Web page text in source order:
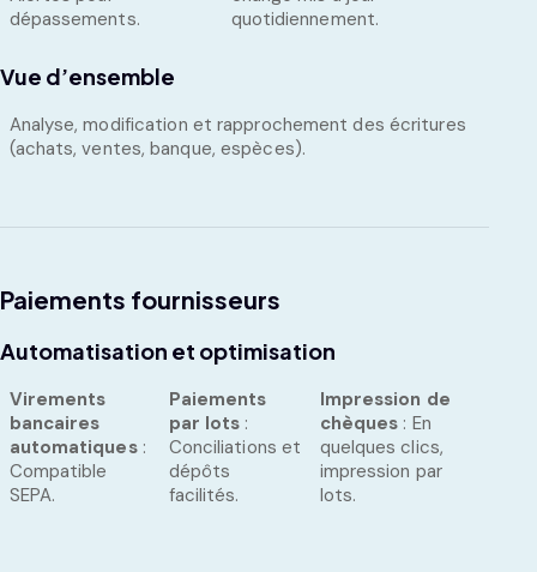
dépassements.
quotidiennement.
Vue d’ensemble
Analyse, modification et rapprochement des écritures
(achats, ventes, banque, espèces).
Paiements fournisseurs
Automatisation et optimisation
Virements
bancaires
automatiques:
Compatible
SEPA.
Paiements
par lots :
Conciliations et
dépôts
facilités.
Impression de
chèques : En
quelques clics,
impression par
lots.